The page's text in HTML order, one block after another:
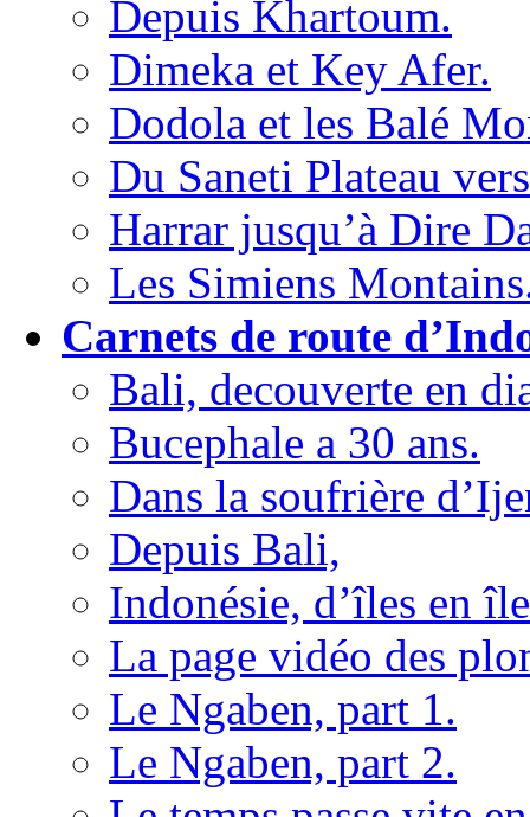
Depuis Khartoum.
Dimeka et Key Afer.
Dodola et les Balé
Du Saneti Plateau
Harrar jusqu’à Dire
Les Simiens
Carnets de route
Bali, decouverte en
Bucephale a 30 ans.
Dans la soufrière
Depuis Bali,
Indonésie, d’îles en
La page vidéo des
Le Ngaben, part 1.
Le Ngaben, part 2.